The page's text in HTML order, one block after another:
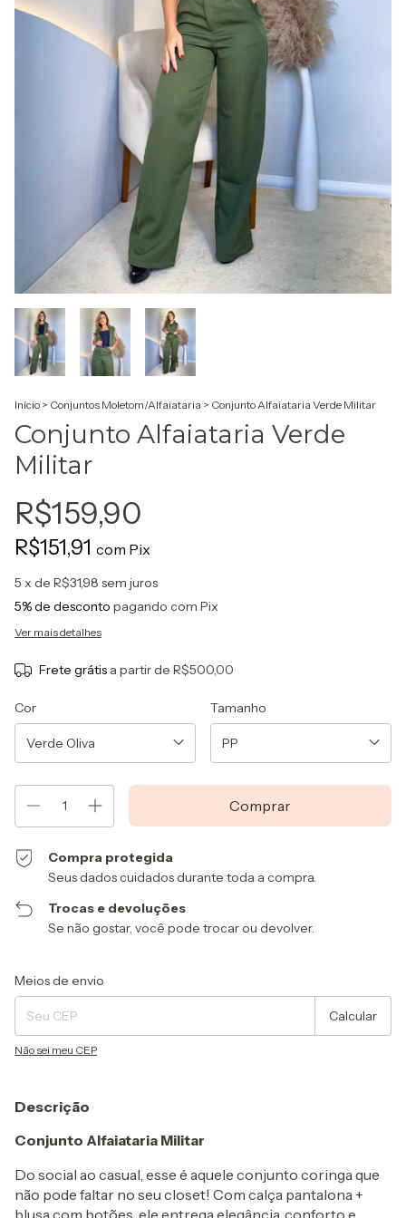
Início > Conjuntos Moletom/Alfaiataria > Conjunto Alfaiataria Verde Militar
Conjunto Alfaiataria Verde
Militar
R$159,90
R$151,91 com Pix
5 x de R$31,98 sem juros
5% de desconto pagando com Pix
Ver mais detalhes
Frete grátis a partir de R$500,00
Cor Tamanho
Compra protegida
Seus dados cuidados durante toda a compra.
Trocas e devoluções
Se não gostar, você pode trocar ou devolver.
Entregas para o CEP:
Meios de envio
Calcular
Não sei meu CEP
Descrição
Conjunto Alfaiataria Militar
Do social ao casual, esse é aquele conjunto coringa que
não pode faltar no seu closet! Com calça pantalona +
blusa com botões, ele entrega elegância, conforto e